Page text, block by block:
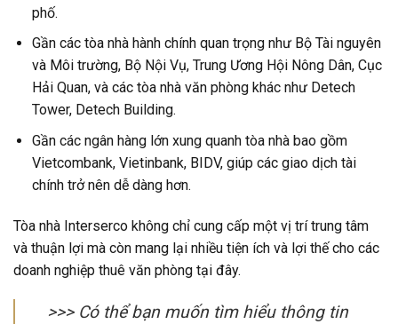
phố.
Gần các tòa nhà hành chính quan trọng như Bộ Tài nguyên
và Môi trường, Bộ Nội Vụ, Trung Ương Hội Nông Dân, Cục
Hải Quan, và các tòa nhà văn phòng khác như Detech
Tower, Detech Building.
Gần các ngân hàng lớn xung quanh tòa nhà bao gồm
Vietcombank, Vietinbank, BIDV, giúp các giao dịch tài
chính trở nên dễ dàng hơn.
Tòa nhà Interserco không chỉ cung cấp một vị trí trung tâm
và thuận lợi mà còn mang lại nhiều tiện ích và lợi thế cho các
doanh nghiệp thuê văn phòng tại đây.
>>> Có thể bạn muốn tìm hiểu thông tin